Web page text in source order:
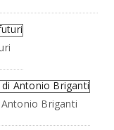
Briganti